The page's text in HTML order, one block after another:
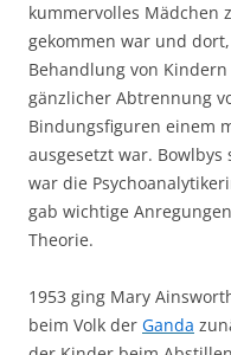
kummervolles Mädchen
gekommen war und
Behandlung von
gänzlicher Abtrennung
Bindungsfiguren einem
ausgesetzt war.
war die
gab wichtige
Theorie.
1953 ging Mary
beim Volk der Ganda